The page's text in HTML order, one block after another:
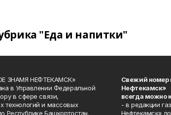
"Еда и напитки"
ЗНАМЯ НЕФТЕКАМСК»
в Управлении Федеральной
в сфере связи,
технологий и массовых
Республике Башкортостан.
Свежий номер
Нефтекамск»
всегда можно
- в редакции
Нефтекамск»